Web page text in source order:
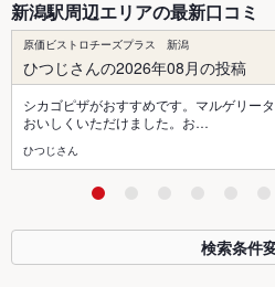
新潟駅周辺エリアの最新口コミ
原価ビストロチーズプラス 新潟
ひつじさんの2026年08月の投稿
シカゴピザがおすすめです。マルゲリー
おいしくいただけました。お…
ひつじさん
検索条件